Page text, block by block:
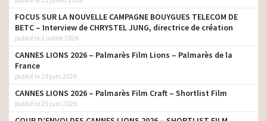
FOCUS SUR LA NOUVELLE CAMPAGNE BOUYGUES TELECOM DE
BETC – Interview de CHRYSTEL JUNG, directrice de création
publié le 2 juillet 2026
CANNES LIONS 2026 – Palmarès Film Lions – Palmarès de la
France
publié le 29 juin 2026
CANNES LIONS 2026 – Palmarès Film Craft – Shortlist Film
publié le 23 juin 2026